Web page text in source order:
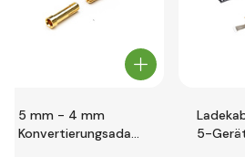
5 mm - 4 mm
Konvertierungsadapter
5-